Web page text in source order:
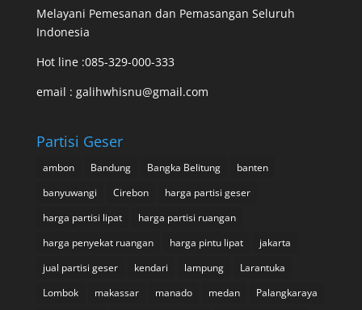
Melayani Pemesanan dan Pemasangan Seluruh
Indonesia
Hot line :085-329-000-333
email : galihwhisnu@gmail.com
Partisi Geser
ambon Bandung Bangka Belitung
banten
banyuwangi
Cirebon
harga partisi geser
harga partisi lipat
harga partisi ruangan
harga penyekat ruangan
harga pintu lipat
jakarta
jual partisi geser
kendari lampung
Larantuka
Lombok
makassar manado medan
Palangkaraya